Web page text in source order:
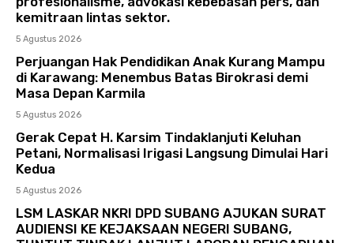
kemitraan lintas sektor.
5 Agustus 2026
Perjuangan Hak Pendidikan Anak Kurang Mampu
di Karawang: Menembus Batas Birokrasi demi
Masa Depan Karmila
5 Agustus 2026
Gerak Cepat H. Karsim Tindaklanjuti Keluhan
Petani, Normalisasi Irigasi Langsung Dimulai Hari
Kedua
5 Agustus 2026
LSM LASKAR NKRI DPD SUBANG AJUKAN SURAT
AUDIENSI KE KEJAKSAAN NEGERI SUBANG,